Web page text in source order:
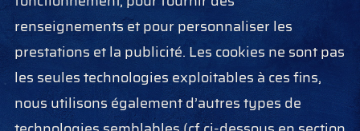
renseignements et pour personnaliser les
prestations et la publicité. Les cookies ne sont pas
les seules technologies exploitables à ces fins,
nous utilisons également d’autres types de